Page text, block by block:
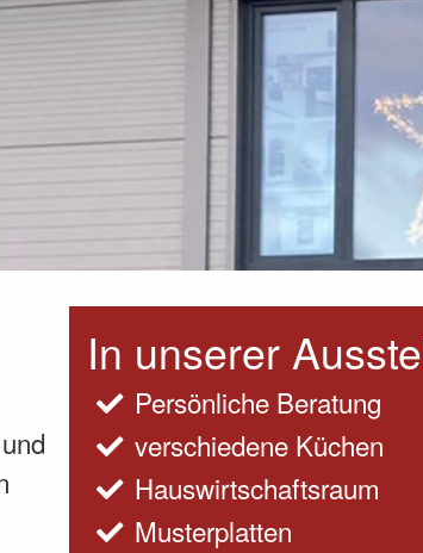
In unserer
Persönliche Beratung
verschiedene Küchen
Hauswirtschaftsraum
Musterplatten